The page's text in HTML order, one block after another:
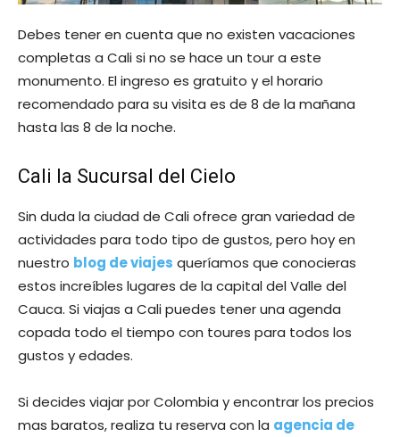
Debes tener en cuenta que no existen vacaciones
completas a Cali si no se hace un tour a este
monumento. El ingreso es gratuito y el horario
recomendado para su visita es de 8 de la mañana
hasta las 8 de la noche.
Cali la Sucursal del Cielo
Sin duda la ciudad de Cali ofrece gran variedad de
actividades para todo tipo de gustos, pero hoy en
nuestro blog de viajes queríamos que conocieras
estos increíbles lugares de la capital del Valle del
Cauca. Si viajas a Cali puedes tener una agenda
copada todo el tiempo con toures para todos los
gustos y edades.
Si decides viajar por Colombia y encontrar los precios
mas baratos, realiza tu reserva con la agencia de